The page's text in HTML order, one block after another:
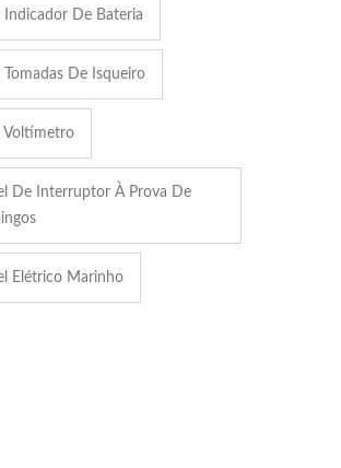
Indicador De Bateria
Tomadas De Isqueiro
Voltímetro
De Interruptor À Prova De
Elétrico Marinho